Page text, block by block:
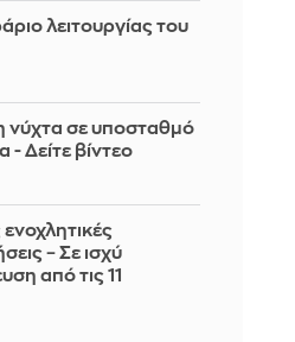
λειτουργίας του
νύχτα σε υποσταθμό
Δείτε βίντεο
ενοχλητικές
– Σε ισχύ
από τις 11